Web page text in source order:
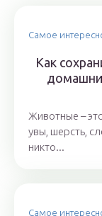
Самое
Как
Животные –
увы, шерсть,
никто...
Самое